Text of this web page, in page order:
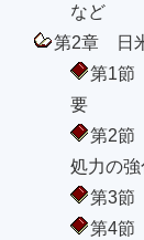
など
第2章 日
第1節
要
第2節
処力の
第3節
第4節